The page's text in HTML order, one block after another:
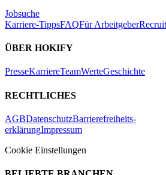
Jobsuche
Karriere-TippsFAQFür Arbeitgeber
ÜBER HOKIFY
PresseKarriereTeamWerteGeschichte
RECHTLICHES
AGBDatenschutzBarrierefreiheits-
erklärungImpressum
Cookie Einstellungen